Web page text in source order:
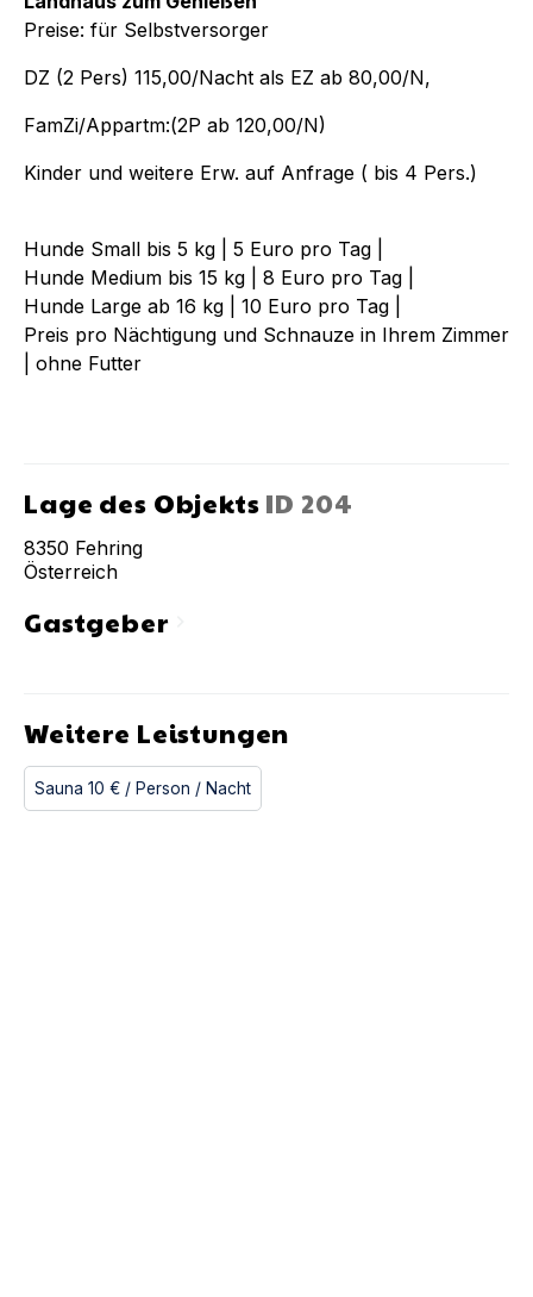
Preise: für Selbstversorger
DZ (2 Pers) 115,00/Nacht als EZ ab 80,00/N,
FamZi/Appartm:(2P ab 120,00/N)
Kinder und weitere Erw. auf Anfrage ( bis 4 Pers.)
Hunde Small bis 5 kg | 5 Euro pro Tag |
Hunde Medium bis 15 kg | 8 Euro pro Tag |
Hunde Large ab 16 kg | 10 Euro pro Tag |
Preis pro Nächtigung und Schnauze in Ihrem Zimmer
| ohne Futter
Lage des Objekts ID 204
8350 Fehring
Österreich
Gastgeberchevron_right
Weitere Leistungen
Sauna 10 € / Person / Nacht